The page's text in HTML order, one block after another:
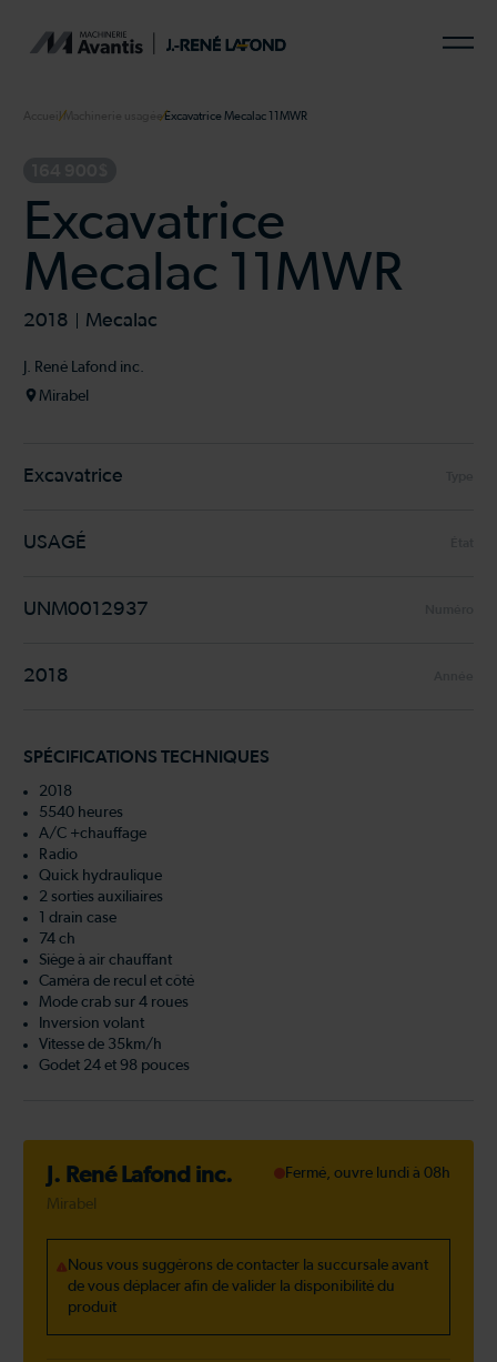
AccueilMachinerie usagéeExcavatrice Mecalac 11MWR
Excavatrice
Mecalac 11MWR
2018 Mecalac
J. René Lafond inc.
Mirabel
Excavatrice
USAGÉ
UNM0012937
2018
SPÉCIFICATIONS TECHNIQUES
2018
5540 heures
A/C +chauffage
Radio
Quick hydraulique
2 sorties auxiliaires
1 drain case
74 ch
Siège à air chauffant
Caméra de recul et côté
Mode crab sur 4 roues
Inversion volant
Vitesse de 35km/h
Godet 24 et 98 pouces
J. René Lafond inc.
Mirabel
Fermé, ouvre lundi à 08h
Nous vous suggérons de contacter la succursale avant
de vous déplacer afin de valider la disponibilité du
produit